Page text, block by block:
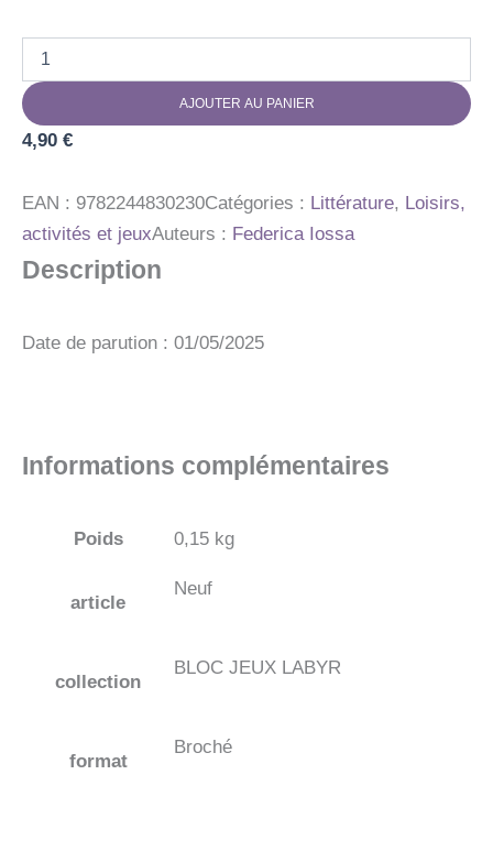
BLOC
JEUX
LAB
5
ANS
AJOUTER AU PANIER
4,90 €
EAN : 9782244830230Catégories : Littérature, Loisirs,
activités et jeuxAuteurs : Federica Iossa
Description
Date de parution : 01/05/2025
Informations complémentaires
Poids 0,15 kg
article
Neuf
collection
BLOC JEUX LABYR
format
Broché